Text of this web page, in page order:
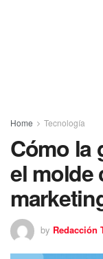
Home Tecnología
Cómo la
el molde
by Redacción